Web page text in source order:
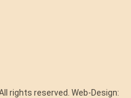
rights reserved. Web-Design: